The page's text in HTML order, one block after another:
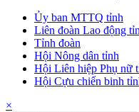
Ủy ban MTTQ tỉnh
Liên đoàn Lao động
Tỉnh đoàn
Hội Nông dân tỉnh
Hội Liên hiệp Phụ nữ
Hội Cựu chiến binh
×